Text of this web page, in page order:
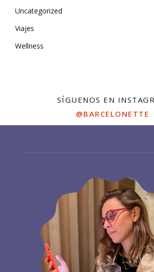
Uncategorized
Viajes
Wellness
SÍGUENOS EN
@BARCELONETTE